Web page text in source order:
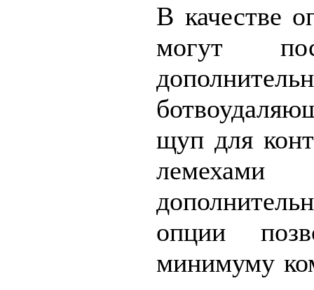
В качестве
могут
щуп для
опции
минимуму